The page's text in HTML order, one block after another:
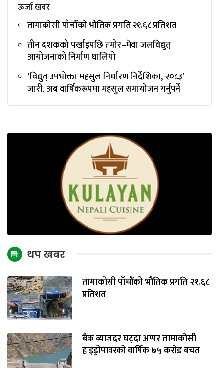
ऊर्जा खबर
तामाकोसी पाँचौँको भौतिक प्रगति २१.६८ प्रतिशत
तीन दशकको पर्खाइपछि तमोर–मेवा जलविद्युत्
आयोजनाको निर्माण थालियो
‘विद्युत् उपभोक्ता महसुल निर्धारण निर्देशिका, २०८३’
जारी, अब वार्षिकरूपमा महसुल समायोजन गर्नुपर्ने
थप खबर
तामाकोसी पाँचौँको भौतिक प्रगति २१.६८
प्रतिशत
बैंक ब्याजदर घट्दा अप्पर तामाकोसी
हाइड्रोपावरको वार्षिक ७५ करोड बचत